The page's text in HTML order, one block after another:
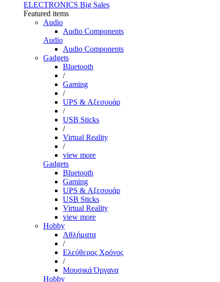
ELECTRONICS Big Sales
Featured items
Audio
Audio Components
Audio
Audio Components
Gadgets
Bluetooth
/
Gaming
/
UPS & Αξεσουάρ
/
USB Sticks
/
Virtual Reality
/
view more
Gadgets
Bluetooth
Gaming
UPS & Αξεσουάρ
USB Sticks
Virtual Reality
view more
Hobby
Αθλήματα
/
Ελεύθερος Χρόνος
/
Μουσικά Όργανα
Hobby